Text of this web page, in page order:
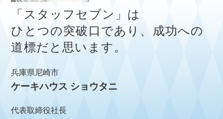
「スタッフセブン」は
ひとつの突破口であり、成功への
道標だと思います。
兵庫県尼崎市
ケーキハウス ショウタニ
代表取締役社長